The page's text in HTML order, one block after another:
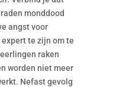
monddood
angst voor
te zijn om te
raken
worden niet meer
Nefast gevolg